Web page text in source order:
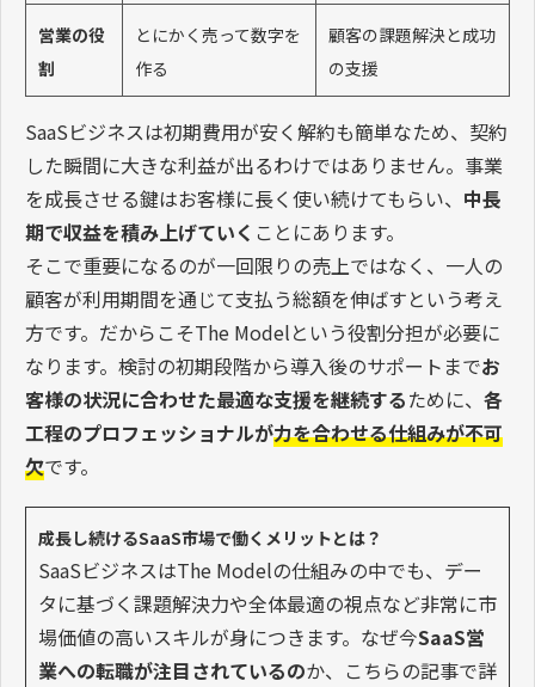
営業の役
割
とにかく売って数字を
作る
顧客の課題解決と成功
の支援
SaaSビジネスは初期費用が安く解約も簡単なため、契約
した瞬間に大きな利益が出るわけではありません。事業
を成長させる鍵はお客様に長く使い続けてもらい、 中長
期で収益を積み上げていく ことにあります。
そこで重要になるのが一回限りの売上ではなく、一人の
顧客が利用期間を通じて支払う総額を伸ばすという考え
方です。だからこそThe Modelという役割分担が必要に
なります。検討の初期段階から導入後のサポートまでお
客様の状況に合わせた最適な支援を継続するために、 各
工程のプロフェッショナルが力を合わせる仕組みが不可
欠です。
成長し続けるSaaS市場で働くメリットとは？
SaaSビジネスはThe Modelの仕組みの中でも、デー
タに基づく課題解決力や全体最適の視点など非常に市
場価値の高いスキルが身につきます。なぜ今SaaS営
業への転職が注目されているのか、こちらの記事で詳